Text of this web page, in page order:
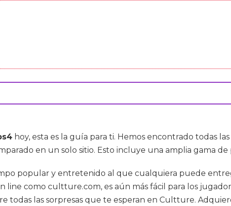
hoy, esta es la guía para ti. Hemos encontrado todas
en un solo sitio. Esto incluye una amplia gama
popular y entretenido al que cualquiera puede
como cultture.com, es aún más fácil para los
todas las sorpresas que te esperan en Cultture.